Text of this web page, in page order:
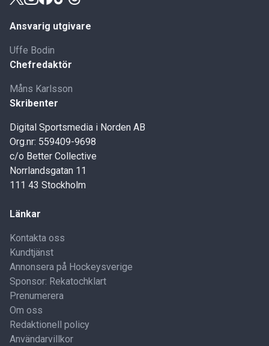
Ansvarig utgivare
Uffe Bodin
Chefredaktör
Måns Karlsson
Skribenter
Digital Sportsmedia i Norden AB
Org.nr: 559409-9698
c/o Better Collective
Norrlandsgatan 11
111 43 Stockholm
Länkar
Kontakta oss
Kundtjänst
Annonsera på Hockeysverige
Sponsor: Rekatochklart
Prenumerera
Om oss
Redaktionell policy
Användarvillkor